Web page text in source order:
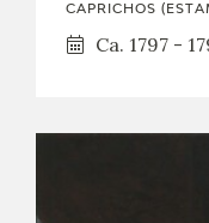
CAPRICHOS
Ca. 1797 -